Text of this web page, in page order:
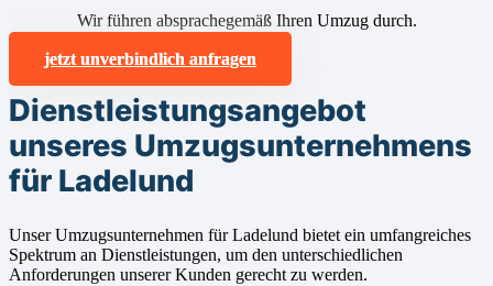
Wir führen absprachegemäß Ihren Umzug durch.
jetzt unverbindlich anfragen
Dienstleistungsangebot
unseres Umzugsunternehmens
für Ladelund
Unser Umzugsunternehmen für Ladelund bietet ein umfangreiches
Spektrum an Dienstleistungen, um den unterschiedlichen
Anforderungen unserer Kunden gerecht zu werden.